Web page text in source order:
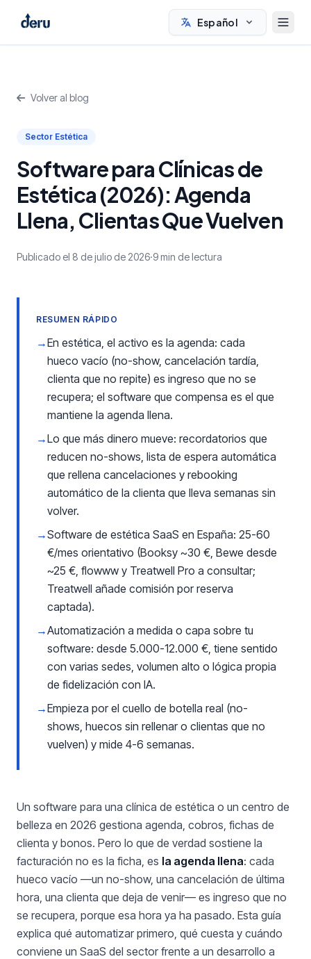
Español
Volver al blog
Sector Estética
Software para Clínicas de
Estética (2026): Agenda
Llena, Clientas Que Vuelven
Publicado el 8 de julio de 2026·9 min de lectura
RESUMEN RÁPIDO
→En estética, el activo es la agenda: cada
hueco vacío (no-show, cancelación tardía,
clienta que no repite) es ingreso que no se
recupera; el software que compensa es el que
mantiene la agenda llena.
→Lo que más dinero mueve: recordatorios que
reducen no-shows, lista de espera automática
que rellena cancelaciones y rebooking
automático de la clienta que lleva semanas sin
volver.
→Software de estética SaaS en España: 25-60
€/mes orientativo (Booksy ~30 €, Bewe desde
~25 €, flowww y Treatwell Pro a consultar;
Treatwell añade comisión por reserva
captada).
→Automatización a medida o capa sobre tu
software: desde 5.000-12.000 €, tiene sentido
con varias sedes, volumen alto o lógica propia
de fidelización con IA.
→Empieza por el cuello de botella real (no-
shows, huecos sin rellenar o clientas que no
vuelven) y mide 4-6 semanas.
Un software para una clínica de estética o un centro de
belleza en 2026 gestiona agenda, cobros, fichas de
clienta y bonos. Pero lo que de verdad sostiene la
facturación no es la ficha, es la agenda llena: cada
hueco vacío —un no-show, una cancelación de última
hora, una clienta que deja de venir— es ingreso que no
se recupera, porque esa hora ya ha pasado. Esta guía
explica qué automatizar primero, qué cuesta y cuándo
conviene un SaaS del sector frente a un desarrollo a